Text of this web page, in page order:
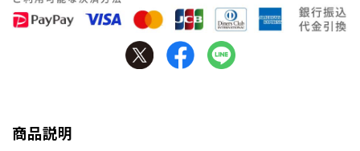
商品説明